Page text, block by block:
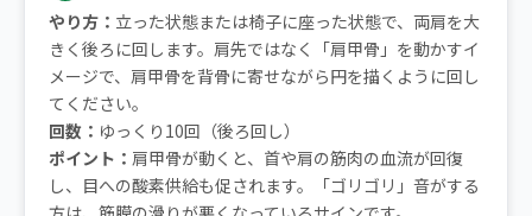
やり方： 立った状態または椅子に座った状態で、両肩を大
きく後ろに回します。肩先ではなく「肩甲骨」を動かすイ
メージで、肩甲骨を背骨に寄せながら円を描くように回し
てください。
回数： ゆっくり10回（後ろ回し）
ポイント： 肩甲骨が動くと、首や肩の筋肉の血流が回復
し、目への酸素供給も促されます。「ゴリゴリ」音がする